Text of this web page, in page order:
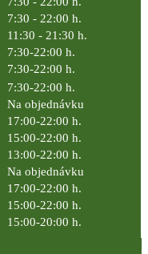
7:30 - 22:00 h.
11:30 - 21:30 h.
7:30-22:00 h.
7:30-22:00 h.
7:30-22:00 h.
Na objednávku
17:00-22:00 h.
15:00-22:00 h.
13:00-22:00 h.
Na objednávku
17:00-22:00 h.
15:00-22:00 h.
15:00-20:00 h.